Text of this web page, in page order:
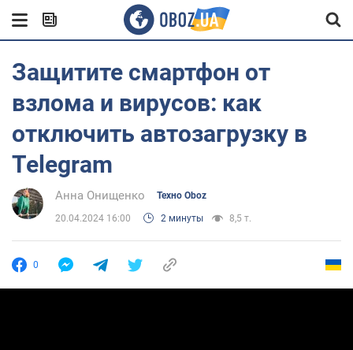
Защитите смартфон от
взлома и вирусов: как
отключить автозагрузку в
Telegram
Анна Онищенко Техно Oboz
20.04.2024 16:00 2 минуты 8,5 т.
0